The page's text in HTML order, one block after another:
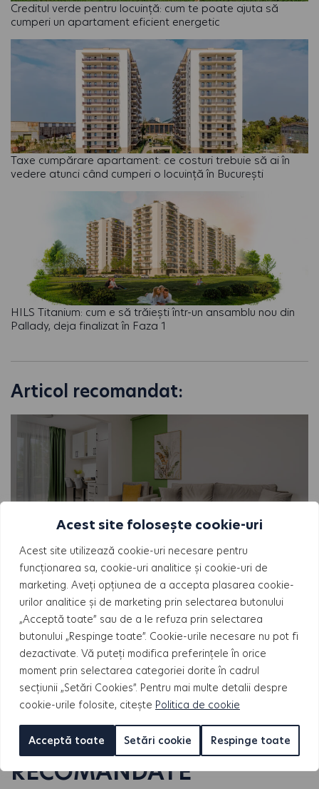
Acest site folosește cookie-uri
Acest site utilizează cookie-uri necesare pentru
funcționarea sa, cookie-uri analitice și cookie-uri de
marketing. Aveți opțiunea de a accepta plasarea cookie-
urilor analitice și de marketing prin selectarea butonului
„Acceptă toate” sau de a le refuza prin selectarea
butonului „Respinge toate”. Cookie-urile necesare nu pot fi
dezactivate. Vă puteți modifica preferințele în orice
moment prin selectarea categoriei dorite în cadrul
secțiunii „Setări Cookies”. Pentru mai multe detalii despre
cookie-urile folosite, citește Politica de cookie
Setări cookie Respinge toate
Acceptă toate
Creditul verde pentru locuință: cum te poate ajuta să
cumperi un apartament eficient energetic
Taxe cumpărare apartament: ce costuri trebuie să ai în
vedere atunci când cumperi o locuință în București
HILS Titanium: cum e să trăiești într-un ansamblu nou din
Pallady, deja finalizat în Faza 1
Articol recomandat:
BLOG
Chirie vs investiție apartament nou București
ÎNAPOI LA ARTICOLE ARTICOLUL URMĂTOR
ARTICOLE
RECOMANDATE